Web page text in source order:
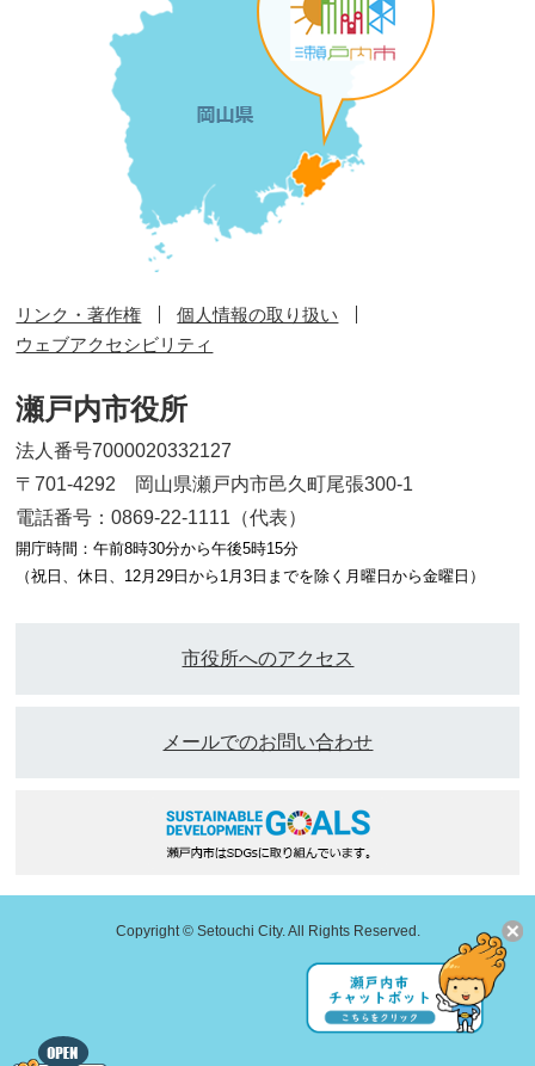
リンク・著作権
個人情報の取り扱い
ウェブアクセシビリティ
瀬戸内市役所
法人番号7000020332127
〒701-4292 岡山県瀬戸内市邑久町尾張300-1
電話番号：0869-22-1111（代表）
開庁時間：午前8時30分から午後5時15分
（祝日、休日、12月29日から1月3日までを除く月曜日から金曜日）
市役所へのアクセス
メールでのお問い合わせ
Copyright © Setouchi City. All Rights Reserved.